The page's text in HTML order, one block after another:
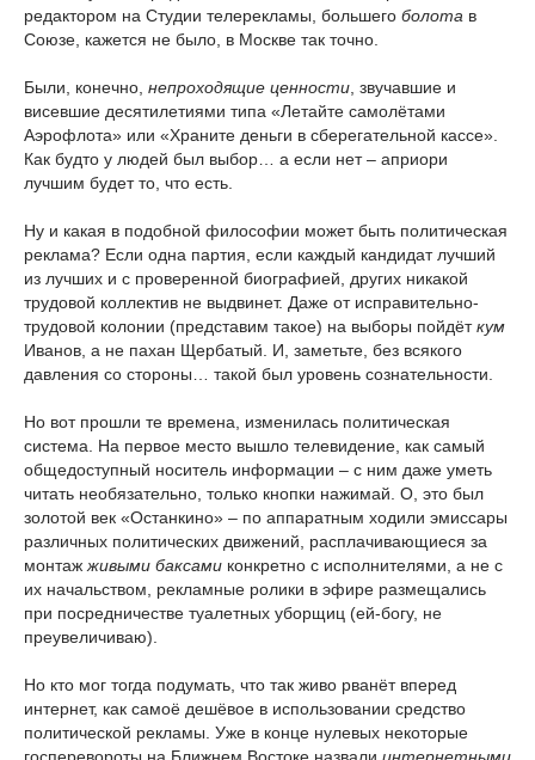
редактором на Студии телерекламы, большего болота в
Союзе, кажется не было, в Москве так точно.
Были, конечно, непроходящие ценности , звучавшие и
висевшие десятилетиями типа «Летайте самолётами
Аэрофлота» или «Храните деньги в сберегательной кассе».
Как будто у людей был выбор… а если нет – априори
лучшим будет то, что есть.
Ну и какая в подобной философии может быть политическая
реклама? Если одна партия, если каждый кандидат лучший
из лучших и с проверенной биографией, других никакой
трудовой коллектив не выдвинет. Даже от исправительно-
трудовой колонии (представим такое) на выборы пойдёткум
Иванов, а не пахан Щербатый. И, заметьте, без всякого
давления со стороны… такой был уровень сознательности.
Но вот прошли те времена, изменилась политическая
система. На первое место вышло телевидение, как самый
общедоступный носитель информации – с ним даже уметь
читать необязательно, только кнопки нажимай. О, это был
золотой век «Останкино» – по аппаратным ходили эмиссары
различных политических движений, расплачивающиеся за
монтаж живыми баксами конкретно с исполнителями, а не с
их начальством, рекламные ролики в эфире размещались
при посредничестве туалетных уборщиц (ей-богу, не
преувеличиваю).
Но кто мог тогда подумать, что так живо рванёт вперед
интернет, как самоё дешёвое в использовании средство
политической рекламы. Уже в конце нулевых некоторые